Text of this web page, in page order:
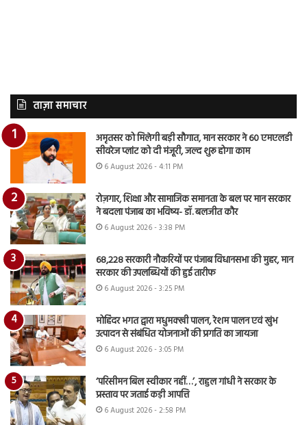
ताज़ा समाचार
अमृतसर को मिलेगी बड़ी सौगात, मान सरकार ने 60 एमएलडी
सीवरेज प्लांट को दी मंजूरी, जल्द शुरू होगा काम
6 August 2026 - 4:11 PM
रोज़गार, शिक्षा और सामाजिक समानता के बल पर मान सरकार
ने बदला पंजाब का भविष्य- डॉ. बलजीत कौर
6 August 2026 - 3:38 PM
68,228 सरकारी नौकरियों पर पंजाब विधानसभा की मुहर, मान
सरकार की उपलब्धियों की हुई तारीफ
6 August 2026 - 3:25 PM
मोहिंदर भगत द्वारा मधुमक्खी पालन, रेशम पालन एवं खुंभ
उत्पादन से संबंधित योजनाओं की प्रगति का जायजा
6 August 2026 - 3:05 PM
‘परिसीमन बिल स्वीकार नहीं…’, राहुल गांधी ने सरकार के
प्रस्ताव पर जताई कड़ी आपत्ति
6 August 2026 - 2:58 PM